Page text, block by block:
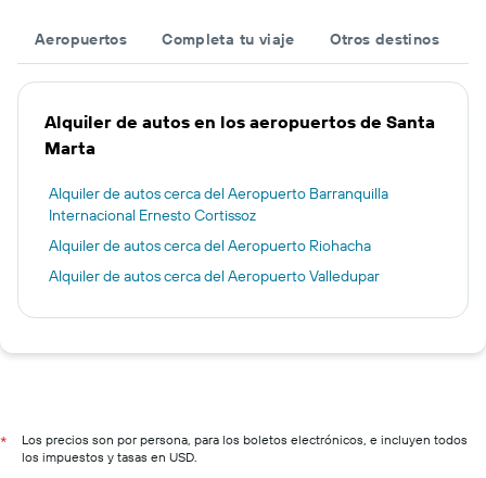
Aeropuertos Completa tu viaje Otros destinos
Alquiler de autos en los aeropuertos de Santa
Marta
Alquiler de autos cerca del Aeropuerto Barranquilla
Internacional Ernesto Cortissoz
Alquiler de autos cerca del Aeropuerto Riohacha
Alquiler de autos cerca del Aeropuerto Valledupar
*
Los precios son por persona, para los boletos electrónicos, e incluyen todos
los impuestos y tasas en USD.